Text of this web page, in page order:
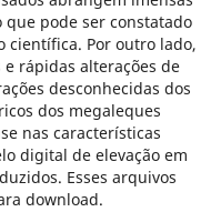
que pode ser constatado
científica. Por outro lado,
rápidas alterações de
desconhecidas dos
dos megaleques
nas características
digital de elevação em
Esses arquivos
download.